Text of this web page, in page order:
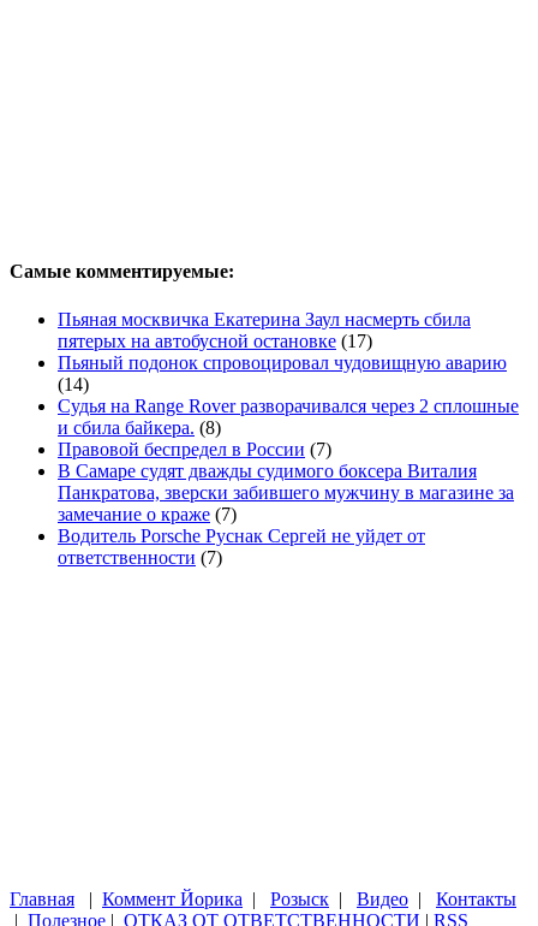
Самые комментируемые:
Пьяная москвичка Екатерина Заул насмерть сбила
пятерых на автобусной остановке (17)
Пьяный подонок спровоцировал чудовищную аварию
(14)
Судья на Range Rover разворачивался через 2 сплошные
и сбила байкера. (8)
Правовой беспредел в России (7)
В Самаре судят дважды судимого боксера Виталия
Панкратова, зверски забившего мужчину в магазине за
замечание о краже (7)
Водитель Porsche Руснак Сергей не уйдет от
ответственности (7)
Главная | Коммент Йорика | Розыск | Видео | Контакты
| Полезное | ОТКАЗ ОТ ОТВЕТСТВЕННОСТИ | RSS